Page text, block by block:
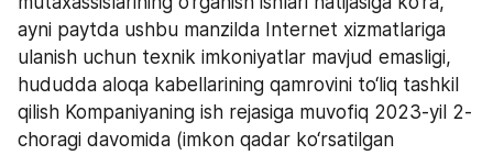
ayni paytda ushbu manzilda Internet xizmatlariga
ulanish uchun texnik imkoniyatlar mavjud emasligi,
hududda aloqa kabellarining qamrovini to‘liq tashkil
qilish Kompaniyaning ish rejasiga muvofiq 2023-yil 2-
choragi davomida (imkon qadar ko‘rsatilgan